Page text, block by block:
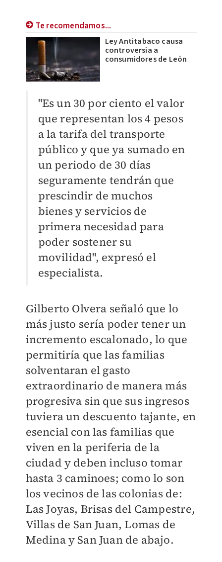
Te recomendamos...
Ley Antitabaco causa
controversia a
consumidores de León
"Es un 30 por ciento el valor
que representan los 4 pesos
a la tarifa del transporte
público y que ya sumado en
un periodo de 30 días
seguramente tendrán que
prescindir de muchos
bienes y servicios de
primera necesidad para
poder sostener su
movilidad", expresó el
especialista.
Gilberto Olvera señaló que lo
más justo sería poder tener un
incremento escalonado, lo que
permitiría que las familias
solventaran el gasto
extraordinario de manera más
progresiva sin que sus ingresos
tuviera un descuento tajante, en
esencial con las familias que
viven en la periferia de la
ciudad y deben incluso tomar
hasta 3 caminoes; como lo son
los vecinos de las colonias de:
Las Joyas, Brisas del Campestre,
Villas de San Juan, Lomas de
Medina y San Juan de abajo.